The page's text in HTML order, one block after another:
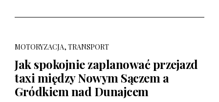
MOTORYZACJA, TRANSPORT
Jak spokojnie zaplanować przejazd
taxi między Nowym Sączem a
Gródkiem nad Dunajcem